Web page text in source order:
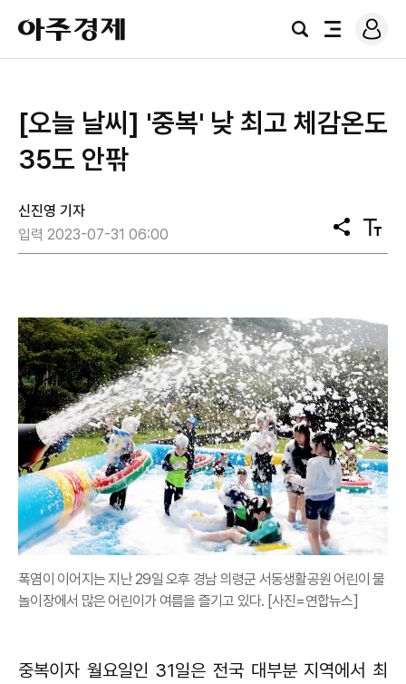
아
주
경
검
전
로
그
[오늘 날씨] '중복' 낮 최고 체감온도
35도 안팎
신진영 기자
입력 2023-07-31 06:00
공
유
텍
스
폭염이 이어지는 지난 29일 오후 경남 의령군 서동생활공원 어린이 물
놀이장에서 많은 어린이가 여름을 즐기고 있다. [사진=연합뉴스]
중복이자 월요일인 31일은 전국 대부분 지역에서 최